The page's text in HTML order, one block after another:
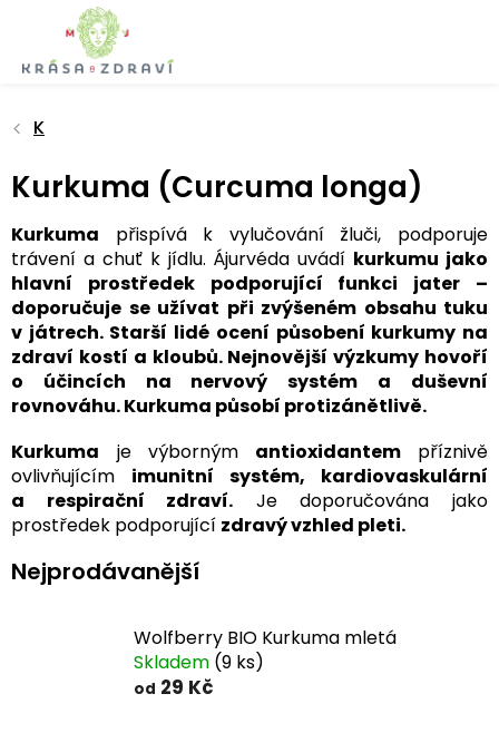
obsah
K
Kurkuma (Curcuma longa)
Kurkuma přispívá k vylučování žluči, podporuje
trávení a chuť k jídlu. Ájurvéda uvádí kurkumu jako
hlavní prostředek podporující funkci jater –
doporučuje se užívat při zvýšeném obsahu tuku
v játrech. Starší lidé ocení působení kurkumy na
zdraví kostí a kloubů. Nejnovější výzkumy hovoří
o účincích na nervový systém a duševní
rovnováhu. Kurkuma působí protizánětlivě.
Kurkuma je výborným antioxidantempříznivě
ovlivňujícím imunitní systém, kardiovaskulární
a respirační zdraví. Je doporučována jako
prostředek podporující zdravý vzhled pleti.
Nejprodávanější
Wolfberry BIO Kurkuma mletá
Skladem (9 ks)
od 29 Kč